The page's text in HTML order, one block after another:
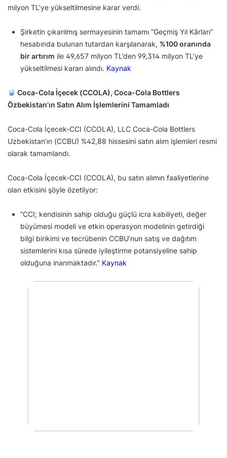
milyon TL’ye yükseltilmesine karar verdi.
Şirketin çıkarılmış sermayesinin tamamı “Geçmiş Yıl Kârları”
hesabında bulunan tutardan karşılanarak, %100 oranında
bir artırım ile 49,657 milyon TL’den 99,314 milyon TL’ye
yükseltilmesi kararı alındı. Kaynak
Coca-Cola İçecek (CCOLA), Coca-Cola Bottlers
Özbekistan’ın Satın Alım İşlemlerini Tamamladı
Coca-Cola İçecek-CCI (CCOLA), LLC Coca-Cola Bottlers
Uzbekistan’ın (CCBU) %42,88 hissesini satın alım işlemleri resmi
olarak tamamlandı.
Coca-Cola İçecek-CCI (CCOLA), bu satın alımın faaliyetlerine
olan etkisini şöyle özetliyor:
“CCI; kendisinin sahip olduğu güçlü icra kabiliyeti, değer
büyümesi modeli ve etkin operasyon modelinin getirdiği
bilgi birikimi ve tecrübenin CCBU’nun satış ve dağıtım
sistemlerini kısa sürede iyileştirme potansiyeline sahip
olduğuna inanmaktadır.” Kaynak